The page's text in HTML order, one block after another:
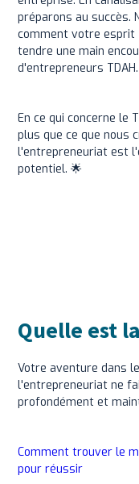
préparons au succès.
comment votre esprit
tendre une main
d'entrepreneurs TDAH.
En ce qui concerne le
plus que ce que nous
l'entrepreneuriat est
potentiel. 🌟
Quelle est
Votre aventure dans
l'entrepreneuriat ne
profondément et
Comment trouver le
pour réussir